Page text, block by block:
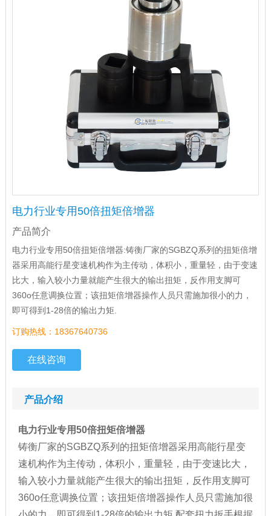
电力行业专用50倍扭矩倍增器
产品简介
电力行业专用50倍扭矩倍增器:铸衡厂家的SGBZQ系列的扭矩倍增
器采用高能行星变速机构作为主传动，体积小，重量轻，由于变速
比大，输入较小力量就能产生很大的输出扭矩，反作用支脚可
360o任意调换位置；该扭矩倍增器操作人员只需施加很小的力，
即可得到1-28倍的输出力矩.
订购热线：18367640736
在线咨询
产品介绍
电力行业专用50倍扭矩倍增器
铸衡厂家的SGBZQ系列的扭矩倍增器采用高能行星变
速机构作为主传动，体积小，重量轻，由于变速比大，
输入较小力量就能产生很大的输出扭矩，反作用支脚可
360o任意调换位置；该扭矩倍增器操作人员只需施加很